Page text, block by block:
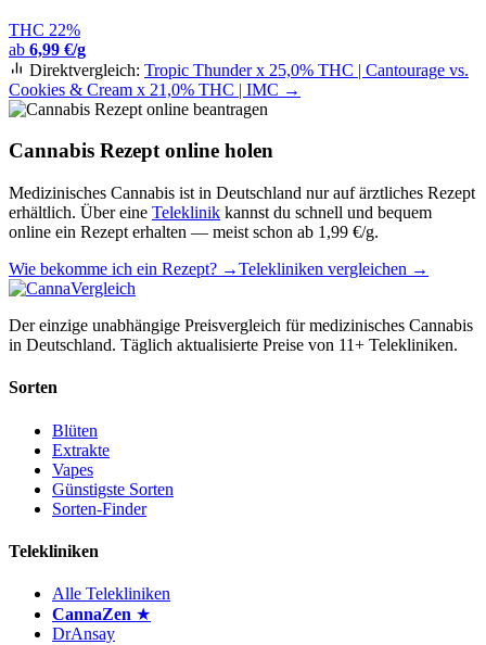
THC 22%
ab 6,99 €/g
Direktvergleich: Tropic Thunder x 25,0% THC | Cantourage vs.
Cookies & Cream x 21,0% THC | IMC →
Cannabis Rezept online holen
Medizinisches Cannabis ist in Deutschland nur auf ärztliches Rezept
erhältlich. Über eine Teleklinik kannst du schnell und bequem
online ein Rezept erhalten — meist schon ab 1,99 €/g.
Wie bekomme ich ein Rezept? →Telekliniken vergleichen →
Der einzige unabhängige Preisvergleich für medizinisches Cannabis
in Deutschland. Täglich aktualisierte Preise von 11+ Telekliniken.
Sorten
Blüten
Extrakte
Vapes
Günstigste Sorten
Sorten-Finder
Telekliniken
Alle Telekliniken
CannaZen ★
DrAnsay